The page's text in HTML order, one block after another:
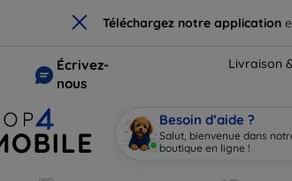
× Téléchargez notre application
Écrivez-
nous
Livraison
Besoin d’aide ?
Salut, bienvenu|